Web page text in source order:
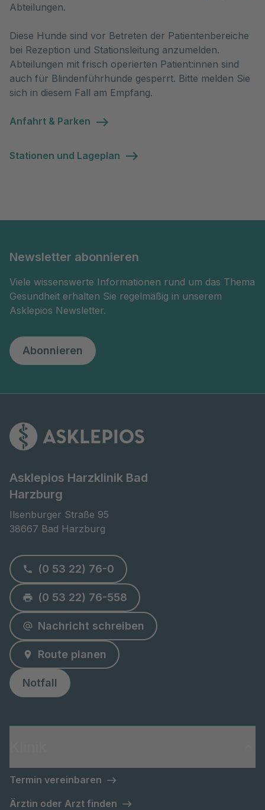
Abteilungen.
Diese Hunde sind vor Betreten der Patientenbereiche
bei Rezeption und Stationsleitung anzumelden.
Abteilungen mit frisch operierten Patient:innen sind
auch für Blindenführhunde gesperrt. Bitte melden Sie
sich in diesem Fall am Empfang.
Anfahrt & Parken
Stationen und Lageplan
Newsletter abonnieren
Viele wissenswerte Informationen rund um das Thema
Gesundheit erhalten Sie regelmäßig in unserem
Asklepios Newsletter.
Abonnieren
Asklepios Harzklinik Bad
Harzburg
Ilsenburger Straße 95
38667 Bad Harzburg
(0 53 22) 76-0
(0 53 22) 76-558
Nachricht schreiben
Route planen
Notfall
Termin vereinbaren
Ärztin oder Arzt finden